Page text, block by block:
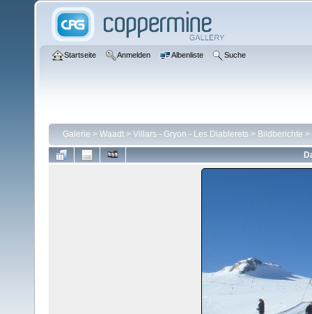
Startseite Anmelden Albenliste Suche
Galerie > Waadt > Villars - Gryon - Les Diablerets > Bildberichte >